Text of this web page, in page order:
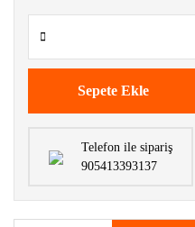
Sepete Ekle
Telefon ile sipariş
905413393137